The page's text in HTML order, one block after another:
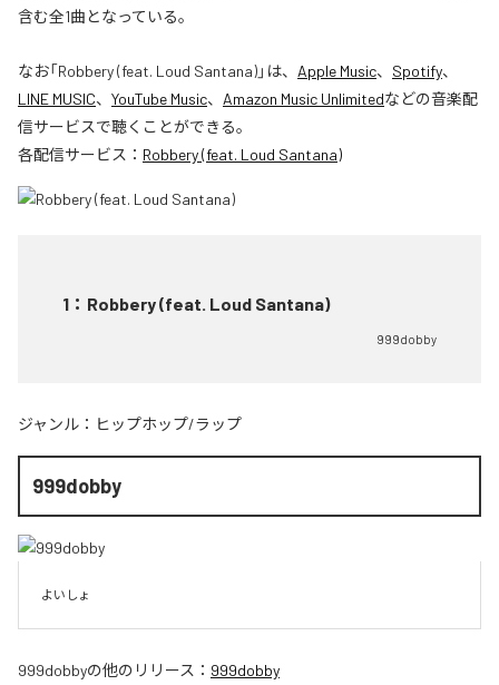
含む全1曲となっている。
なお「Robbery (feat. Loud Santana)」は、 Apple Music、 Spotify、
LINE MUSIC、 YouTube Music、 Amazon Music Unlimitedなどの音楽配
信サービスで聴くことができる。
各配信サービス： Robbery (feat. Loud Santana)
1 ： Robbery (feat. Loud Santana)
999dobby
ジャンル： ヒップホップ/ラップ
999dobby
よいしょ
999dobbyの他のリリース： 999dobby